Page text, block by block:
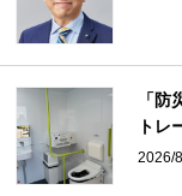
「
トレ
2026/